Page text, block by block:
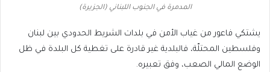
المدمرة في الجنوب اللبناني (الجزيرة)
يشتكي فاعور من غياب الأمن في بلدات الشريط الحدودي بين لبنان
وفلسطين المحتلّة، فالبلدية غير قادرة على تغطية كل البلدة في ظل
الوضع المالي الصعب، وفق تعبيره.